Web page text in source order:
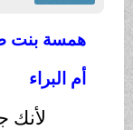
همسة بنت
أم البراء
لأنك